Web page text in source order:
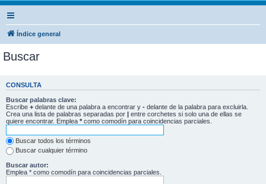
Índice general
Buscar
CONSULTA
Buscar palabras clave:
Escribe + delante de una palabra a encontrar y - delante de la palabra para excluirla.
Crea una lista de palabras separadas por | entre corchetes si solo una de ellas se
quiere encontrar. Emplea * como comodín para coincidencias parciales.
Buscar todos los términos
Buscar cualquier término
Buscar autor:
Emplea * como comodín para coincidencias parciales.